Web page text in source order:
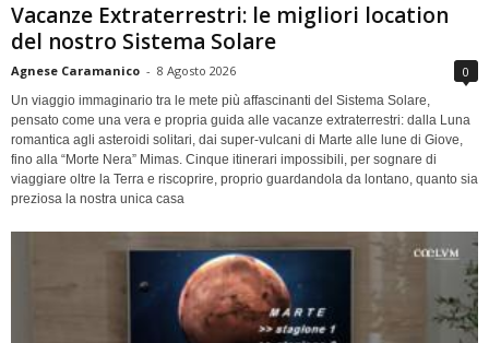
Vacanze Extraterrestri: le migliori location
del nostro Sistema Solare
Agnese Caramanico - 8 Agosto 2026 0
Un viaggio immaginario tra le mete più affascinanti del Sistema Solare,
pensato come una vera e propria guida alle vacanze extraterrestri: dalla Luna
romantica agli asteroidi solitari, dai super-vulcani di Marte alle lune di Giove,
fino alla “Morte Nera” Mimas. Cinque itinerari impossibili, per sognare di
viaggiare oltre la Terra e riscoprire, proprio guardandola da lontano, quanto sia
preziosa la nostra unica casa